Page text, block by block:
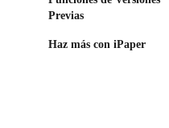
Previas
Haz más con iPaper